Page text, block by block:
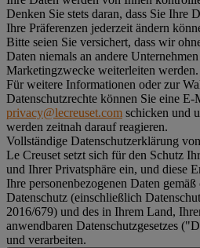
Denken Sie stets daran, dass Sie Ihre
Ihre Präferenzen jederzeit ändern
Bitte seien Sie versichert, dass wir
Daten niemals an andere
Marketingzwecke weiterleiten werden.
Für weitere Informationen oder zur
Datenschutzrechte können Sie eine E-
privacy@lecreuset.com schicken und
werden zeitnah darauf reagieren.
Vollständige Datenschutzerklärung
Le Creuset setzt sich für den Schutz
und Ihrer Privatsphäre ein, und diese
Ihre personenbezogenen Daten
Datenschutz (einschließlich
2016/679) und des in Ihrem Land,
anwendbaren Datenschutzgesetzes ("
und verarbeiten.